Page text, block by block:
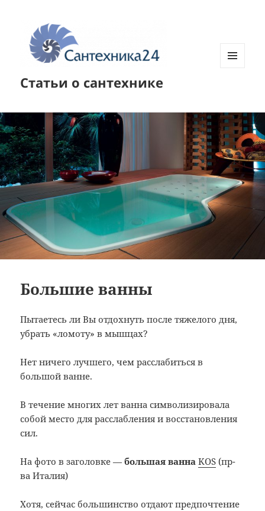
Статьи о сантехнике
Большие ванны
Пытаетесь ли Вы отдохнуть после тяжелого дня,
убрать «ломоту» в мышцах?
Нет ничего лучшего, чем расслабиться в
большой ванне.
В течение многих лет ванна символизировала
собой место для расслабления и восстановления
сил.
На фото в заголовке —большая ванна KOS (пр-
ва Италия)
Хотя, сейчас большинство отдают предпочтение